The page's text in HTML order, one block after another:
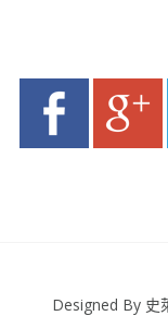
Designed By 史